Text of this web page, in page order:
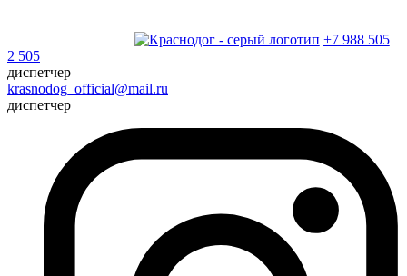
+7 988 505
2 505
диспетчер
krasnodog_official@mail.ru
диспетчер